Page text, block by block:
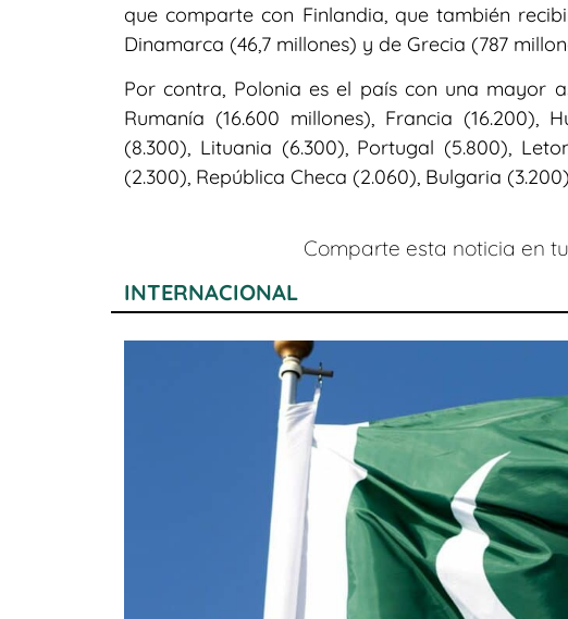
que comparte con Finlandia, que también
Dinamarca (46,7 millones) y de Grecia (787
Por contra, Polonia es el país con una mayor
Rumanía (16.600 millones), Francia (16.200),
(8.300), Lituania (6.300), Portugal (5.800),
(2.300), República Checa (2.060), Bulgaria
Comparte esta noticia en
INTERNACIONAL